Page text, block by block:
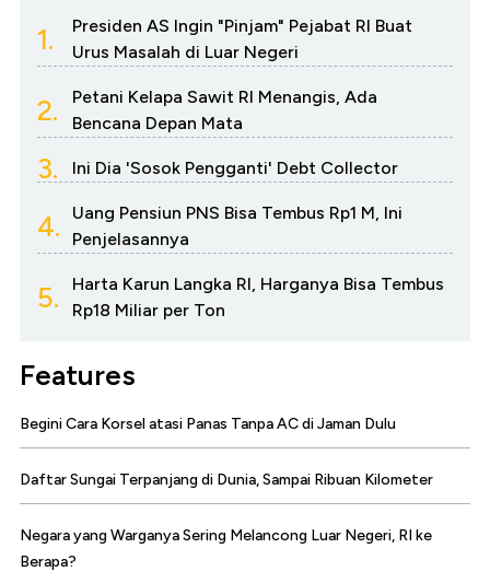
1.
Presiden AS Ingin "Pinjam" Pejabat RI Buat
Urus Masalah di Luar Negeri
2.
Petani Kelapa Sawit RI Menangis, Ada
Bencana Depan Mata
3. Ini Dia 'Sosok Pengganti' Debt Collector
4.
Uang Pensiun PNS Bisa Tembus Rp1 M, Ini
Penjelasannya
5.
Harta Karun Langka RI, Harganya Bisa Tembus
Rp18 Miliar per Ton
Features
Begini Cara Korsel atasi Panas Tanpa AC di Jaman Dulu
Daftar Sungai Terpanjang di Dunia, Sampai Ribuan Kilometer
Negara yang Warganya Sering Melancong Luar Negeri, RI ke
Berapa?